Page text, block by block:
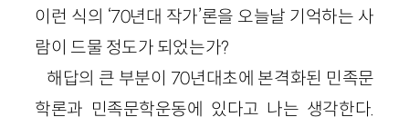
이런 식의 ‘70년대 작가’론을 오늘날 기억하는 사
람이 드물 정도가 되었는가?
해답의 큰 부분이 70년대초에 본격화된 민족문
학론과 민족문학운동에 있다고 나는 생각한다.